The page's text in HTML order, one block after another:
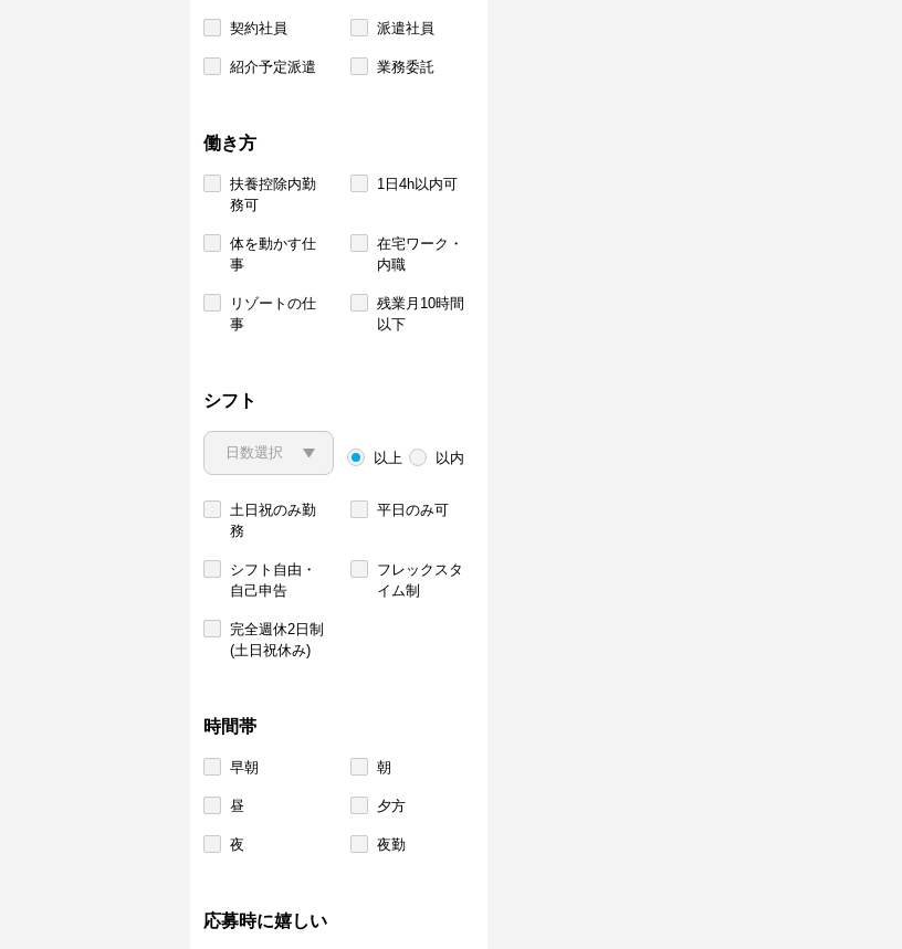
契約社員 派遣社員
紹介予定派遣 業務委託
働き方
扶養控除内勤
務可
1日4h以内可
体を動かす仕
事
在宅ワーク・
内職
リゾートの仕
事
残業月10時間
以下
シフト
以上 以内
土日祝のみ勤
務
平日のみ可
シフト自由・
自己申告
フレックスタ
イム制
完全週休2日制
(土日祝休み)
時間帯
早朝 朝
昼 夕方
夜 夜勤
応募時に嬉しい